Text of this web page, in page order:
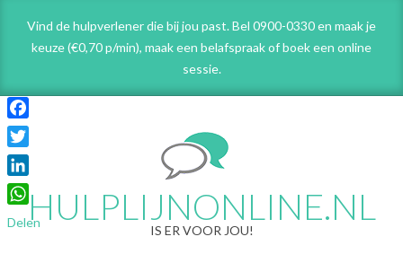
content
Vind de hulpverlener die bij jou past. Bel 0900-0330 en maak je
keuze (€0,70 p/min), maak een belafspraakof boek een online
sessie.
HULPLIJNONLINE.NL
IS ER VOOR JOU!
Facebook
Twitter
LinkedIn
WhatsApp
Delen